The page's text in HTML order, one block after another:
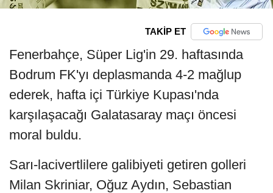
TAKİP ET
Fenerbahçe, Süper Lig'in 29. haftasında
Bodrum FK'yı deplasmanda 4-2 mağlup
ederek, hafta içi Türkiye Kupası'nda
karşılaşacağı Galatasaray maçı öncesi
moral buldu.
Sarı-lacivertlilere galibiyeti getiren golleri
Milan Skriniar, Oğuz Aydın, Sebastian